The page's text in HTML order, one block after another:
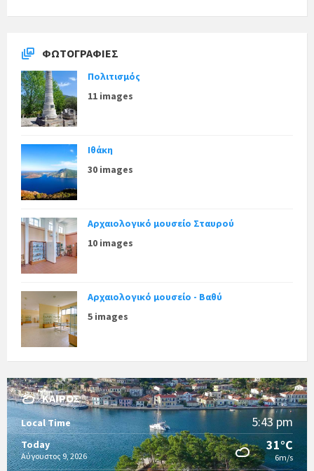
ΦΩΤΟΓΡΑΦΊΕΣ
Πολιτισμός
11 images
Ιθάκη
30 images
Αρχαιολογικό μουσείο Σταυρού
10 images
Αρχαιολογικό μουσείο - Βαθύ
5 images
ΚΑΙΡΌΣ
Local Time 5:43 pm
Today
Αύγουστος 9, 2026
31°C
6m/s